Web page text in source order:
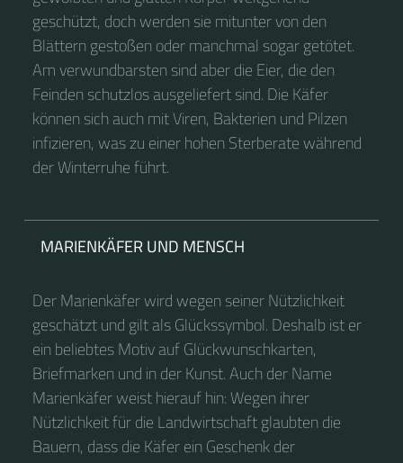
geschützt, doch werden sie mitunter von den
Blättern gestoßen oder manchmal sogar getötet.
Am verwundbarsten sind aber die Eier, die den
Feinden schutzlos ausgeliefert sind. Die Käfer
können sich auch mit Viren, Bakterien und Pilzen
infizieren, was zu einer hohen Sterberate während
der Winterruhe führt.
MARIENKÄFER UND MENSCH
Der Marienkäfer wird wegen seiner Nützlichkeit
geschätzt und gilt als Glückssymbol. Deshalb ist er
ein beliebtes Motiv auf Glückwunschkarten,
Briefmarken und in der Kunst. Auch der Name
Marienkäfer weist hierauf hin: Wegen ihrer
Nützlichkeit für die Landwirtschaft glaubten die
Bauern, dass die Käfer ein Geschenk der